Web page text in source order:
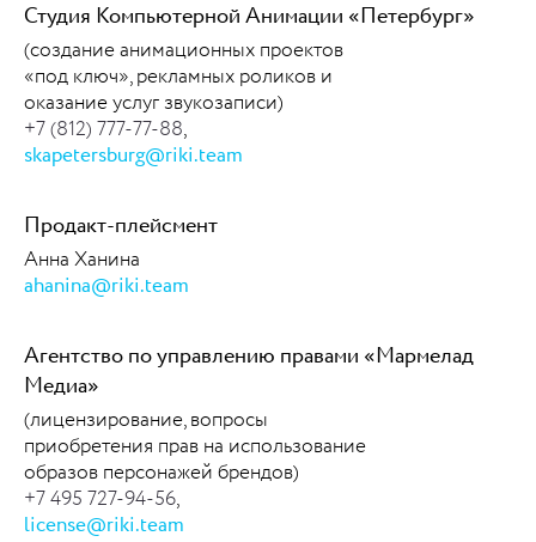
Студия Компьютерной Анимации «Петербург»
(создание анимационных проектов
«под ключ», рекламных роликов и
оказание услуг звукозаписи)
+7 (812) 777-77-88,
skapetersburg@riki.team
Продакт-плейсмент
Анна Ханина
ahanina@riki.team
Агентство по управлению правами «Мармелад
Медиа»
(лицензирование, вопросы
приобретения прав на использование
образов персонажей брендов)
+7 495 727-94-56,
license@riki.team